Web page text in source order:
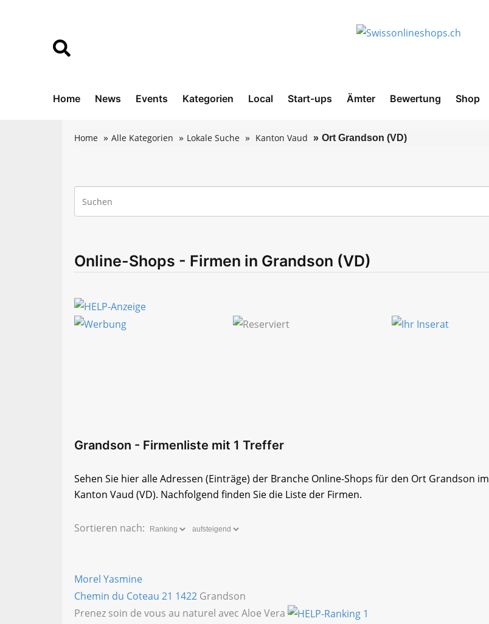
Home News Events Kategorien Local Start-ups Ämter Bewertung Shop
Home Alle Kategorien Lokale Suche Kanton Vaud Ort Grandson (VD)
Online-Shops - Firmen in Grandson (VD)
Grandson - Firmenliste mit 1 Treffer
Sehen Sie hier alle Adressen (Einträge) der Branche Online-Shops für den Ort Grandson im
Kanton Vaud (VD). Nachfolgend finden Sie die Liste der Firmen.
Sortieren nach:
Morel Yasmine
Chemin du Coteau 21 1422 Grandson
Prenez soin de vous au naturel avec Aloe Vera